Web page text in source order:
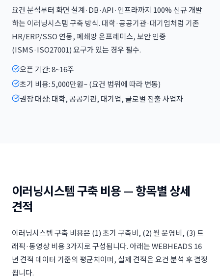
요건 분석부터 화면 설계·DB·API·인프라까지 100% 신규 개발
하는 이러닝시스템 구축 방식. 대학·공공기관·대기업처럼 기존
HR/ERP/SSO 연동, 폐쇄망 온프레미스, 보안 인증
(ISMS·ISO27001) 요구가 있는 경우 필수.
오픈 기간: 8~16주
초기 비용: 5,000만원~ (요건 범위에 따라 변동)
권장 대상: 대학, 공공기관, 대기업, 글로벌 진출 사업자
이러닝시스템 구축 비용 — 항목별 상세
견적
이러닝시스템 구축 비용은 (1) 초기 구축비, (2) 월 운영비, (3) 트
래픽·동영상 비용 3가지로 구성됩니다. 아래는 WEBHEADS 16
년 견적 데이터 기준의 평균치이며, 실제 견적은 요건 분석 후 결정
됩니다.